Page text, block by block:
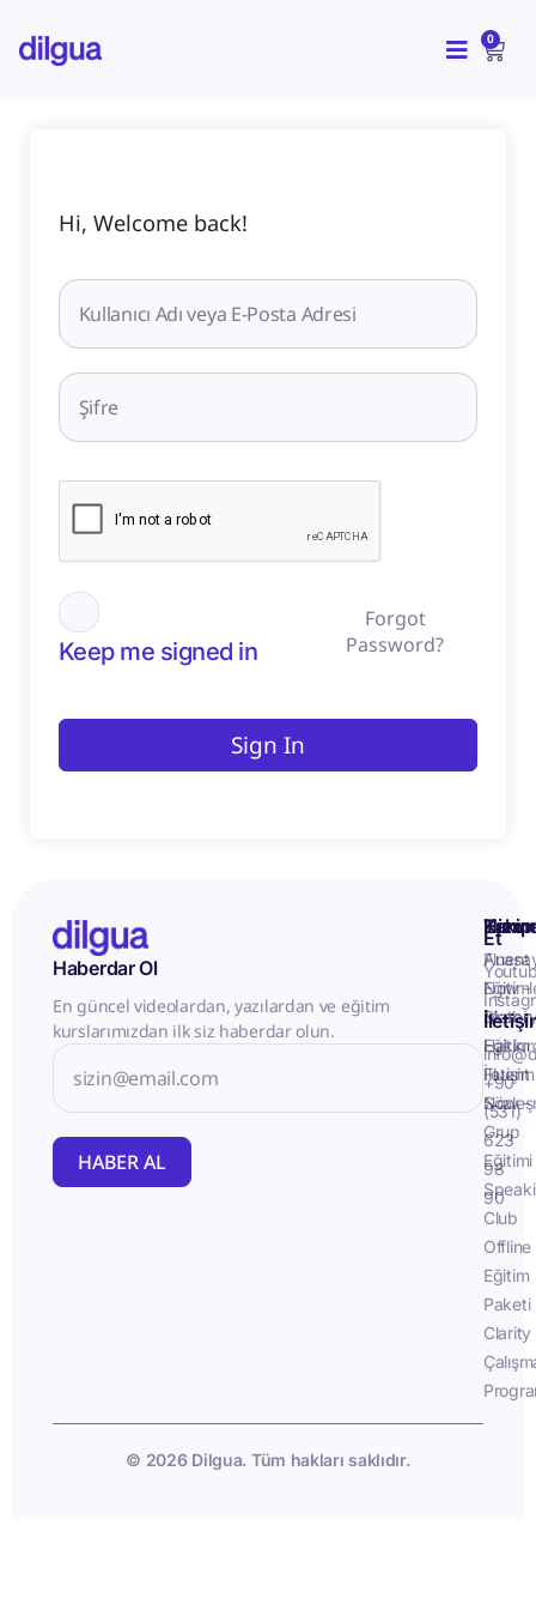
atla
0
Hi, Welcome back!
Keep me signed in
Forgot
Password?
Sign In
Haberdar Ol
En güncel videolardan, yazılardan ve eğitim
kurslarımızdan ilk siz haberdar olun.
HABER AL
İletişim
Fluent
Now -
Birebir
Eğitim
Fluent
Now -
Grup
Eğitimi
Club
Offline
Eğitim
Paketi
Clarity
Takip
Et
+90
(531)
623
98
90
© 2026 Dilgua. Tüm hakları saklıdır.